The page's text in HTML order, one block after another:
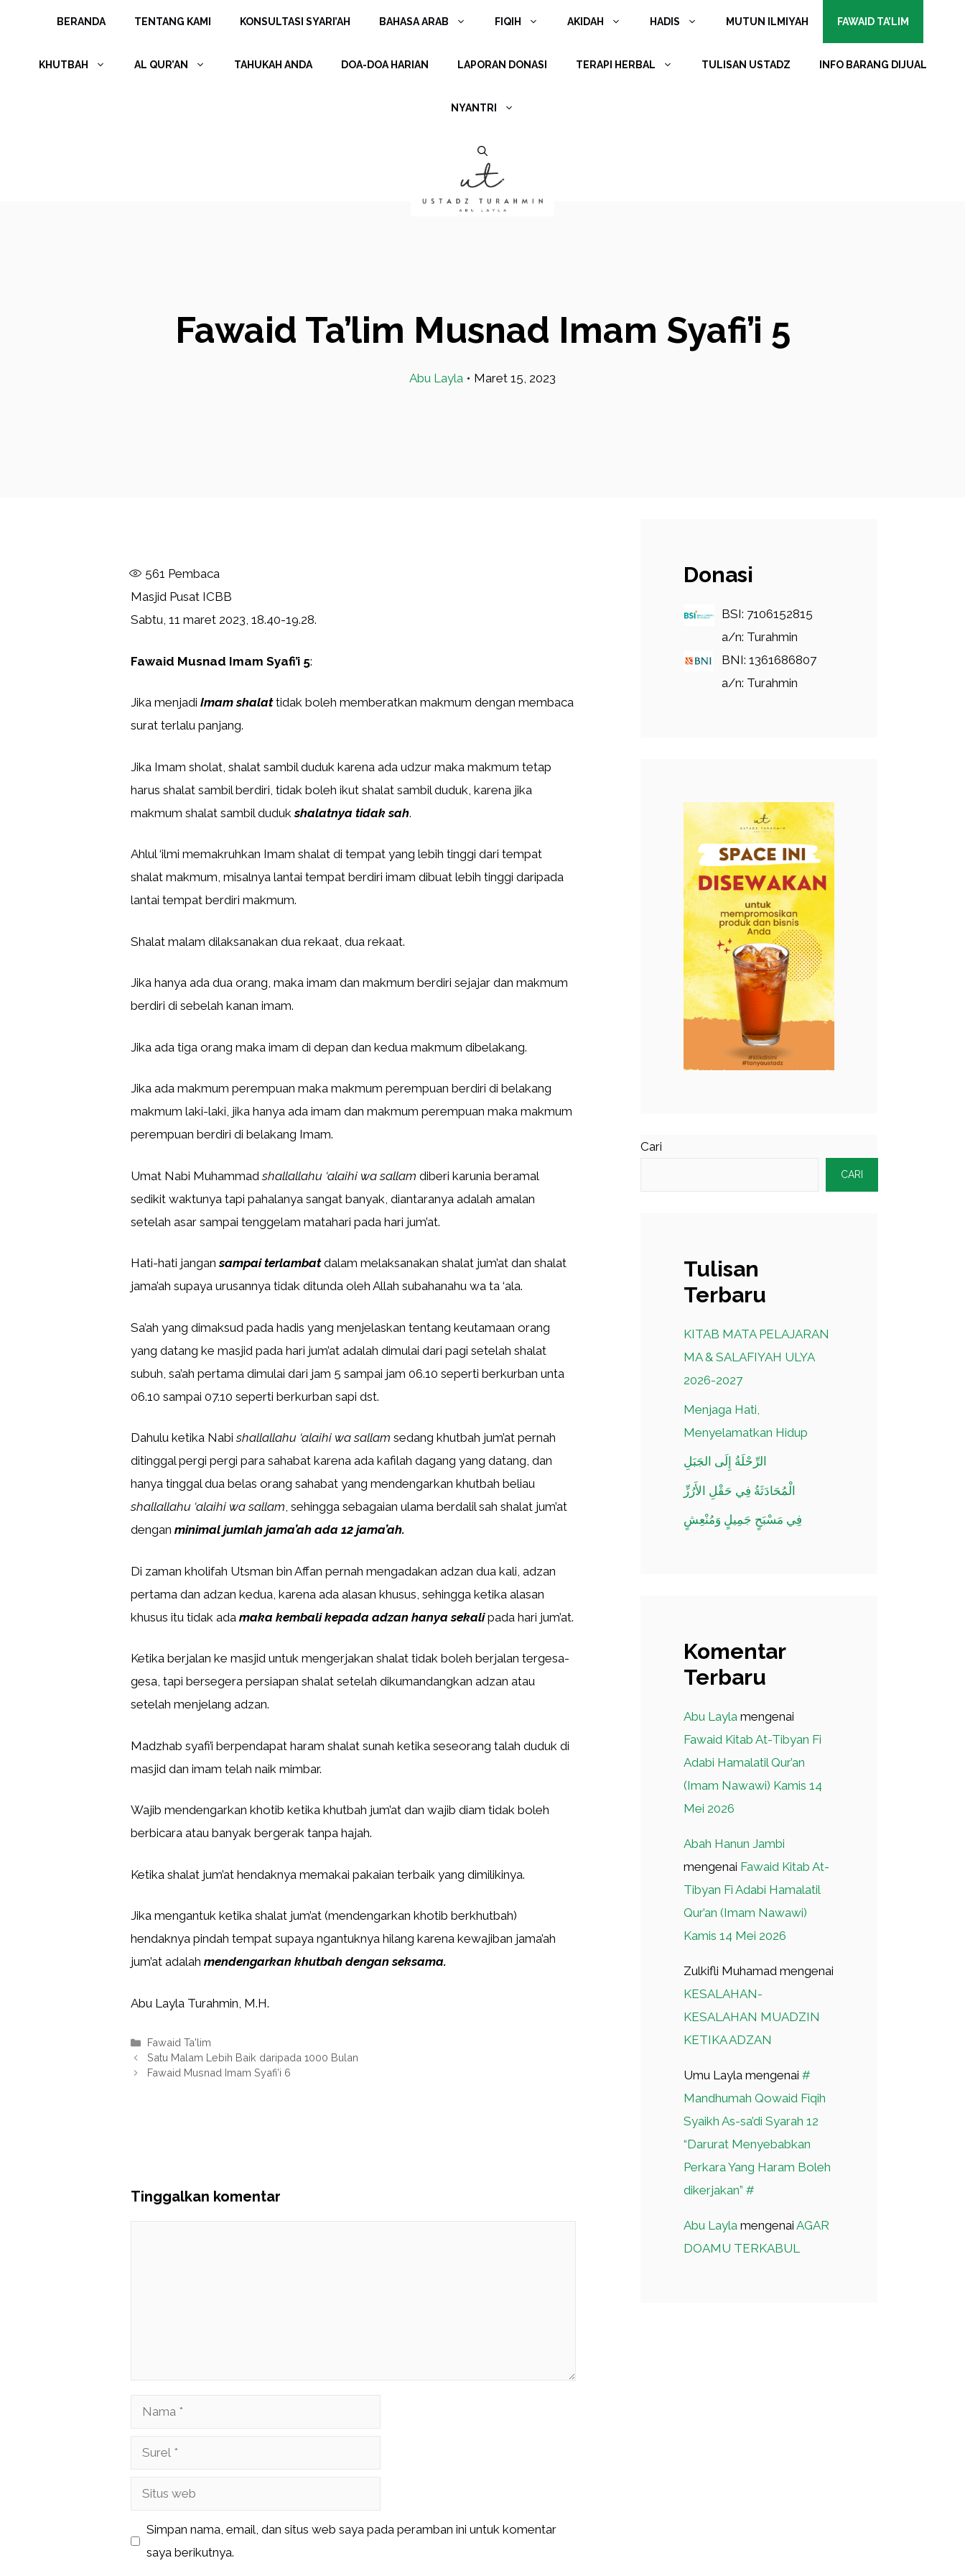
BERANDA TENTANG KAMI KONSULTASI SYARI’AH BAHASA ARAB FIQIH AKIDAH HADIS MUTUN ILMIYAH FAWAID TA’LIM
KHUTBAH AL QUR’AN TAHUKAH ANDA DOA-DOA HARIAN LAPORAN DONASI TERAPI HERBAL TULISAN USTADZ INFO BARANG DIJUAL
NYANTRI
Fawaid Ta’lim Musnad Imam Syafi’i 5
Abu Layla • Maret 15, 2023
561 Pembaca
Masjid Pusat ICBB
Sabtu, 11 maret 2023, 18.40-19.28.
Fawaid Musnad Imam Syafi’i 5:
Jika menjadi Imam shalattidak boleh memberatkan makmum dengan membaca
surat terlalu panjang.
Jika Imam sholat, shalat sambil duduk karena ada udzur maka makmum tetap
harus shalat sambil berdiri, tidak boleh ikut shalat sambil duduk, karena jika
makmum shalat sambil dudukshalatnya tidak sah.
Ahlul ‘ilmi memakruhkan Imam shalat di tempat yang lebih tinggi dari tempat
shalat makmum, misalnya lantai tempat berdiri imam dibuat lebih tinggi daripada
lantai tempat berdiri makmum.
Shalat malam dilaksanakan dua rekaat, dua rekaat.
Jika hanya ada dua orang, maka imam dan makmum berdiri sejajar dan makmum
berdiri di sebelah kanan imam.
Jika ada tiga orang maka imam di depan dan kedua makmum dibelakang.
Jika ada makmum perempuan maka makmum perempuan berdiri di belakang
makmum laki-laki, jika hanya ada imam dan makmum perempuan maka makmum
perempuan berdiri di belakang Imam.
Umat Nabi Muhammadshallallahu ‘alaihi wa sallam diberi karunia beramal
sedikit waktunya tapi pahalanya sangat banyak, diantaranya adalah amalan
setelah asar sampai tenggelam matahari pada hari jum’at.
Hati-hati jangansampai terlambatdalam melaksanakan shalat jum’at dan shalat
jama’ah supaya urusannya tidak ditunda oleh Allah subahanahu wa ta ‘ala.
Sa’ah yang dimaksud pada hadis yang menjelaskan tentang keutamaan orang
yang datang ke masjid pada hari jum’at adalah dimulai dari pagi setelah shalat
subuh, sa’ah pertama dimulai dari jam 5 sampai jam 06.10 seperti berkurban unta
06.10 sampai 07.10 seperti berkurban sapi dst.
Dahulu ketika Nabishallallahu ‘alaihi wa sallam sedang khutbah jum’at pernah
ditinggal pergi pergi para sahabat karena ada kafilah dagang yang datang, dan
hanya tinggal dua belas orang sahabat yang mendengarkan khutbah beliau
shallallahu ‘alaihi wa sallam, sehingga sebagaian ulama berdalil sah shalat jum’at
dengan minimal jumlah jama’ah ada 12 jama’ah.
Di zaman kholifah Utsman bin Affan pernah mengadakan adzan dua kali, adzan
pertama dan adzan kedua, karena ada alasan khusus, sehingga ketika alasan
khusus itu tidak ada maka kembali kepada adzan hanya sekalipada hari jum’at.
Ketika berjalan ke masjid untuk mengerjakan shalat tidak boleh berjalan tergesa-
gesa, tapi bersegera persiapan shalat setelah dikumandangkan adzan atau
setelah menjelang adzan.
Madzhab syafi’i berpendapat haram shalat sunah ketika seseorang talah duduk di
masjid dan imam telah naik mimbar.
Wajib mendengarkan khotib ketika khutbah jum’at dan wajib diam tidak boleh
berbicara atau banyak bergerak tanpa hajah.
Ketika shalat jum’at hendaknya memakai pakaian terbaik yang dimilikinya.
Jika mengantuk ketika shalat jum’at (mendengarkan khotib berkhutbah)
hendaknya pindah tempat supaya ngantuknya hilang karena kewajiban jama’ah
jum’at adalah mendengarkan khutbah dengan seksama.
Abu Layla Turahmin, M.H.
Kategori
Fawaid Ta'lim
Satu Malam Lebih Baik daripada 1000 Bulan
Fawaid Musnad Imam Syafi’i 6
Tinggalkan komentar
Nama
Surel
Situs
Simpan nama, email, dan situs web saya pada peramban ini untuk komentar
saya berikutnya.
Donasi
BSI: 7106152815
a/n: Turahmin
BNI: 1361686807
a/n: Turahmin
Cari
CARI
Tulisan
Terbaru
KITAB MATA PELAJARAN
MA & SALAFIYAH ULYA
2026-2027
Menjaga Hati,
Menyelamatkan Hidup
الرِّحْلَةُ إِلَى الجَبَلِ
الْمُحَادَثَةُ فِي حَقْلِ الأَرُزِّ
فِي مَسْبَحٍ جَمِيلٍ وَمُنْعِشٍ
Komentar
Terbaru
Abu Layla mengenai
Fawaid Kitab At-Tibyan Fi
Adabi Hamalatil Qur’an
(Imam Nawawi) Kamis 14
Mei 2026
Abah Hanun Jambi
mengenai Fawaid Kitab At-
Tibyan Fi Adabi Hamalatil
Qur’an (Imam Nawawi)
Kamis 14 Mei 2026
Zulkifli Muhamad mengenai
KESALAHAN-
KESALAHAN MUADZIN
KETIKA ADZAN
Umu Layla mengenai #
Mandhumah Qowaid Fiqih
Syaikh As-sa’di Syarah 12
“Darurat Menyebabkan
Perkara Yang Haram Boleh
dikerjakan” #
Abu Layla mengenai AGAR
DOAMU TERKABUL